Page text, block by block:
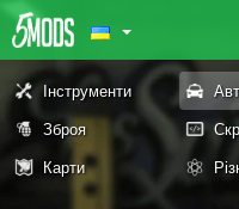
Інструменти
Зброя
Карти